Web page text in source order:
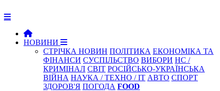
НОВИНИ
СТРІЧКА НОВИН ПОЛІТИКА ЕКОНОМІКА ТА
ФІНАНСИ СУСПІЛЬСТВО ВИБОРИ НС /
КРИМІНАЛ СВІТ РОСІЙСЬКО-УКРАЇНСЬКА
ВІЙНА НАУКА / ТЕХНО / IT АВТО СПОРТ
ЗДОРОВ'Я ПОГОДА FOOD